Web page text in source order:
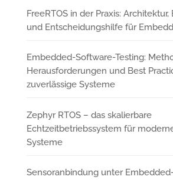
FreeRTOS in der Praxis:
und Entscheidungshilfe für
Embedded-Software-Testing:
Herausforderungen und Best
zuverlässige Systeme
Zephyr RTOS – das skalierbare
Echtzeitbetriebssystem für
Systeme
Sensoranbindung unter